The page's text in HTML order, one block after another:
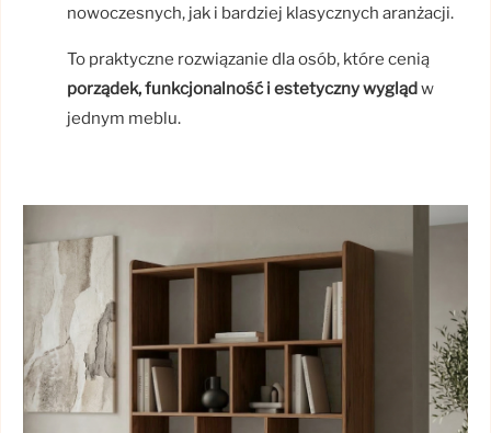
nowoczesnych, jak i bardziej klasycznych aranżacji.
To praktyczne rozwiązanie dla osób, które cenią
porządek, funkcjonalność i estetyczny wyglądw
jednym meblu.